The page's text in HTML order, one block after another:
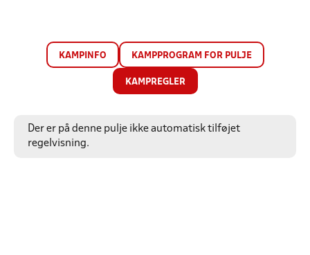
KAMPINFO KAMPPROGRAM FOR PULJE
KAMPREGLER
Der er på denne pulje ikke automatisk tilføjet
regelvisning.